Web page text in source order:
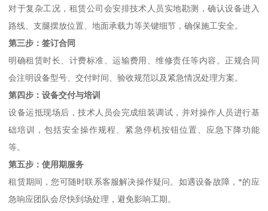
对于复杂工况，租赁公司会安排技术人员实地勘测，确认设备进入
路线、支腿摆放位置、地面承载力等关键细节，确保施工安全。
第三步：签订合同
明确租赁时长、计费标准、运输费用、维修责任等内容。正规合同
会注明设备型号、交付时间、验收规范以及紧急情况处理方案。
第四步：设备交付与培训
设备运抵现场后，技术人员会完成组装调试，并对操作人员进行基
础培训，包括安全操作规程、紧急停机按钮位置、应急下降功能
等。
第五步：使用期服务
租赁期间，您可随时联系客服解决操作疑问。如遇设备故障，*的应
急响应团队会尽快到场处理，避免影响工期。